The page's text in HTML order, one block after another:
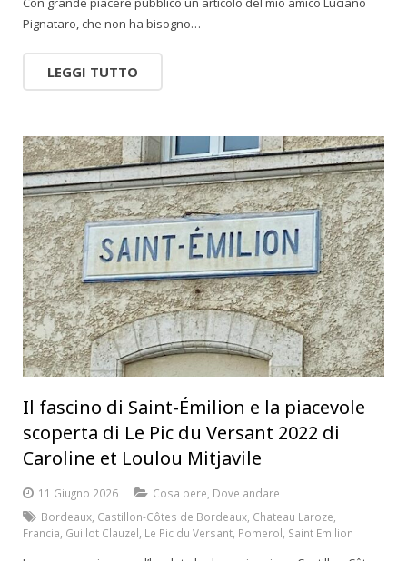
Pignataro, che non ha bisogno…
LEGGI TUTTO
Il fascino di Saint-Émilion e la piacevole
scoperta di Le Pic du Versant 2022 di
Caroline et Loulou Mitjavile
11 Giugno 2026 Cosa bere, Dove andare
Bordeaux, Castillon-Côtes de Bordeaux, Chateau Laroze,
Francia, Guillot Clauzel, Le Pic du Versant, Pomerol, Saint Emilion